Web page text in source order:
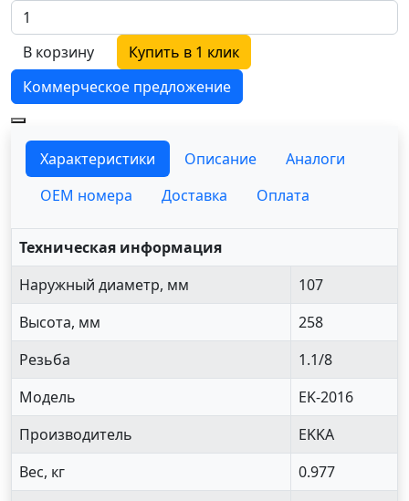
В корзину
Купить в 1 клик
Коммерческое предложение
Характеристики Описание
Аналоги
OEM номера
Доставка Оплата
Техническая информация
Наружный диаметр, мм
107
Высота, мм
258
Резьба
1.1/8
Модель
EK-2016
Производитель
EKKA
Вес, кг
0.977